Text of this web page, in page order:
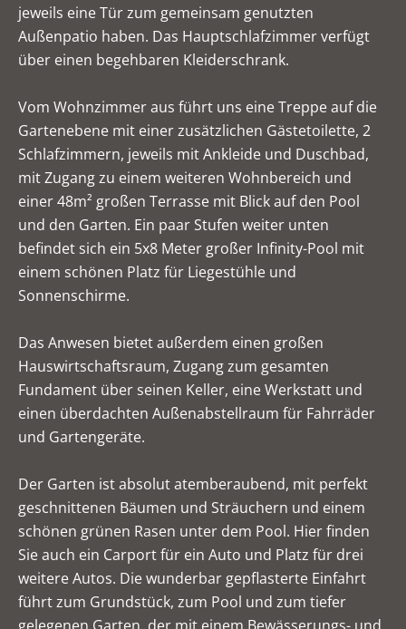
jeweils eine Tür zum gemeinsam genutzten
Außenpatio haben. Das Hauptschlafzimmer verfügt
über einen begehbaren Kleiderschrank.
Vom Wohnzimmer aus führt uns eine Treppe auf die
Gartenebene mit einer zusätzlichen Gästetoilette, 2
Schlafzimmern, jeweils mit Ankleide und Duschbad,
mit Zugang zu einem weiteren Wohnbereich und
einer 48m² großen Terrasse mit Blick auf den Pool
und den Garten. Ein paar Stufen weiter unten
befindet sich ein 5x8 Meter großer Infinity-Pool mit
einem schönen Platz für Liegestühle und
Sonnenschirme.
Das Anwesen bietet außerdem einen großen
Hauswirtschaftsraum, Zugang zum gesamten
Fundament über seinen Keller, eine Werkstatt und
einen überdachten Außenabstellraum für Fahrräder
und Gartengeräte.
Der Garten ist absolut atemberaubend, mit perfekt
geschnittenen Bäumen und Sträuchern und einem
schönen grünen Rasen unter dem Pool. Hier finden
Sie auch ein Carport für ein Auto und Platz für drei
weitere Autos. Die wunderbar gepflasterte Einfahrt
führt zum Grundstück, zum Pool und zum tiefer